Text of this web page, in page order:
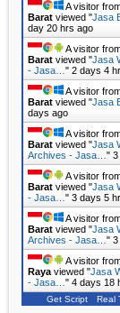
A visitor
Barat viewed "Jasa
day 20 hrs ago
A visitor
Barat viewed "Jasa
- Jasa… " 2 days 4
A visitor
Barat viewed "Jasa
days ago
A visitor
Barat viewed "Jasa
Archives - Jasa… " 3
A visitor
Barat viewed "Jasa
- Jasa… " 3 days 5
A visitor
Barat viewed "Jasa
Archives - Jasa… " 3
A visitor
Raya viewed "Jasa
- Jasa… " 4 days 18
Get Script Real